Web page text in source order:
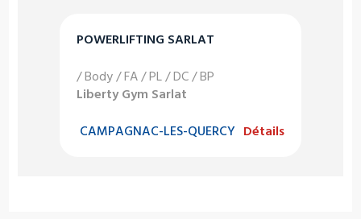
POWERLIFTING SARLAT
/ Body / FA / PL / DC / BP
Liberty Gym Sarlat
CAMPAGNAC-LES-QUERCY Détails